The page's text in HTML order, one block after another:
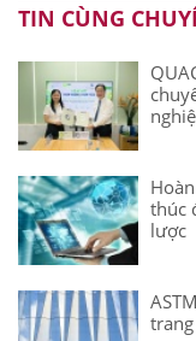
TIN CÙNG
thúc
lược